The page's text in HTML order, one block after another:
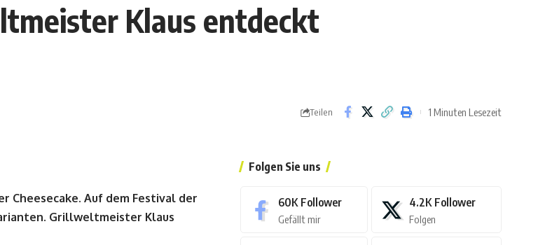
Klaus entdeckt
Teilen 1 Minuten Lesezeit
Cheesecake. Auf dem Festival der
Grillweltmeister Klaus
Folgen Sie uns
60K Follower
Gefällt mir
4.2K Follower
Folgen